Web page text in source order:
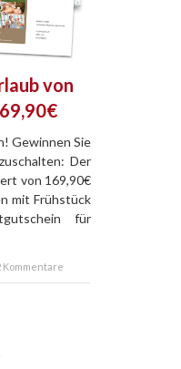
von
Gewinnen Sie
Der
von 169,90€
mit Frühstück
für
Kommentare